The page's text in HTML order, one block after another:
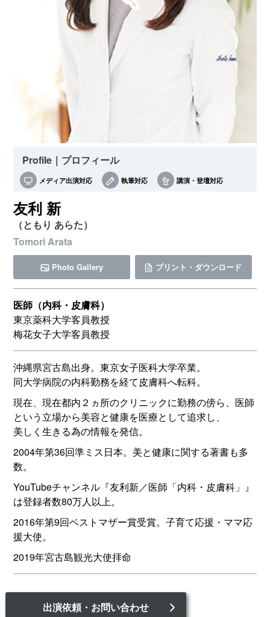
Profile｜プロフィール
メディア出演対応 執筆対応 講演・登壇対応
友利 新
（ともり あらた）
Tomori Arata
Photo Gallery プリント・ダウンロード
医師（内科・皮膚科）
東京薬科大学客員教授
梅花女子大学客員教授
沖縄県宮古島出身。東京女子医科大学卒業。
同大学病院の内科勤務を経て皮膚科へ転科。
現在、現在都内２ヵ所のクリニックに勤務の傍ら、医師
という立場から美容と健康を医療として追求し、
美しく生きる為の情報を発信。
2004年第36回準ミス日本。美と健康に関する著書も多
数。
YouTubeチャンネル『友利新／医師「内科・皮膚科」』
は登録者数80万人以上。
2016年第9回ベストマザー賞受賞。子育て応援・ママ応
援大使。
2019年宮古島観光大使拝命
出演依頼・お問い合わせ